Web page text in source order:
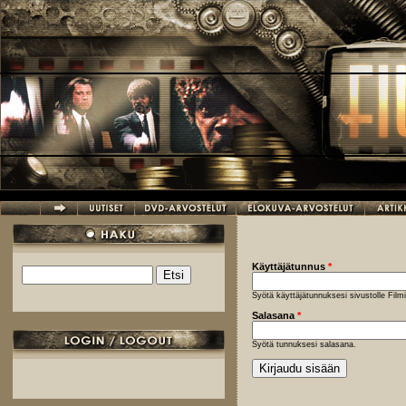
Hyppää pääsisältöön
Hakulomake
Käyttäjätunnus *
Syötä käyttäjätunnuksesi sivustolle
Salasana *
Syötä tunnuksesi salasana.